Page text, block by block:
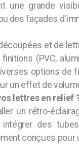
une grande
des façades
et de
(PVC,
options de
un effet de
lettres en relief
un rétro-
des
conçues pour